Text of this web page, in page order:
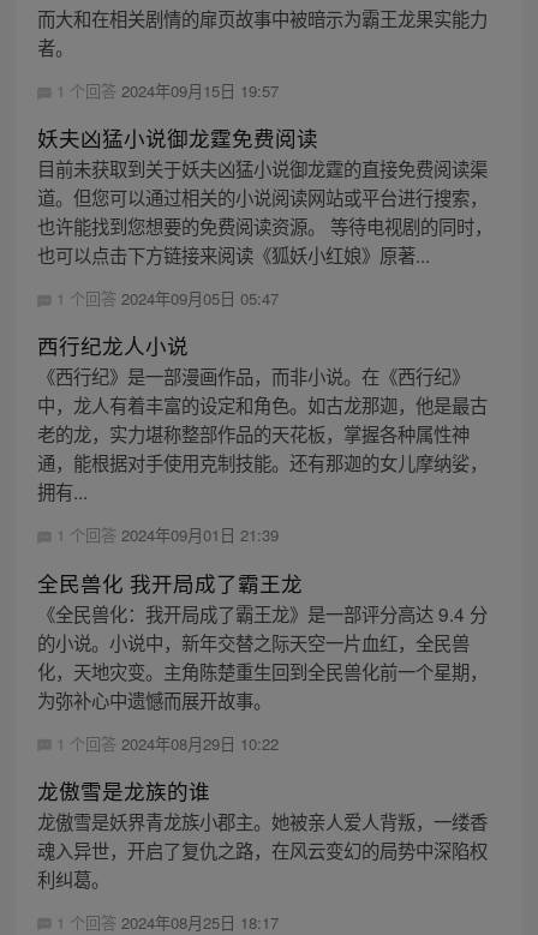
而大和在相关剧情的扉页故事中被暗示为霸王龙果实能力
者。
1 个回答 2024年09月15日 19:57
妖夫凶猛小说御龙霆免费阅读
目前未获取到关于妖夫凶猛小说御龙霆的直接免费阅读渠
道。但您可以通过相关的小说阅读网站或平台进行搜索，
也许能找到您想要的免费阅读资源。 等待电视剧的同时，
也可以点击下方链接来阅读《狐妖小红娘》原著...
1 个回答 2024年09月05日 05:47
西行纪龙人小说
《西行纪》是一部漫画作品，而非小说。在《西行纪》
中，龙人有着丰富的设定和角色。如古龙那迦，他是最古
老的龙，实力堪称整部作品的天花板，掌握各种属性神
通，能根据对手使用克制技能。还有那迦的女儿摩纳娑，
拥有...
1 个回答 2024年09月01日 21:39
全民兽化 我开局成了霸王龙
《全民兽化：我开局成了霸王龙》是一部评分高达 9.4 分
的小说。小说中，新年交替之际天空一片血红，全民兽
化，天地灾变。主角陈楚重生回到全民兽化前一个星期，
为弥补心中遗憾而展开故事。
1 个回答 2024年08月29日 10:22
龙傲雪是龙族的谁
龙傲雪是妖界青龙族小郡主。她被亲人爱人背叛，一缕香
魂入异世，开启了复仇之路，在风云变幻的局势中深陷权
利纠葛。
1 个回答 2024年08月25日 18:17